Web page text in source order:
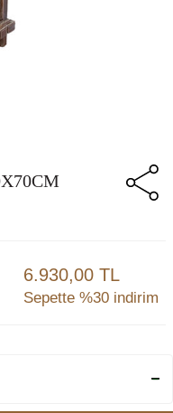
6.930,00 TL
Sepette %30 indirim